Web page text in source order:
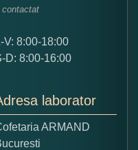
5
contactat
V: 8:00-18:00
D: 8:00-16:00
laborator
ARMAND